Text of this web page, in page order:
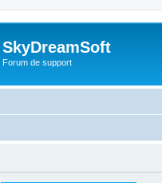
SkyDreamSoft
Forum de support